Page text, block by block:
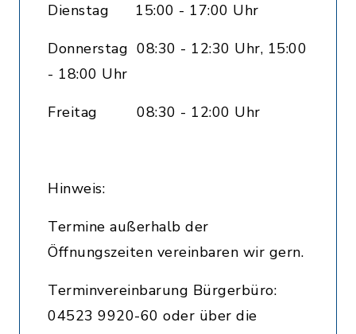
Dienstag 15:00 - 17:00 Uhr
Donnerstag 08:30 - 12:30 Uhr, 15:00
- 18:00 Uhr
Freitag 08:30 - 12:00 Uhr
Hinweis:
Termine außerhalb der
Öffnungszeiten vereinbaren wir gern.
Terminvereinbarung Bürgerbüro:
04523 9920-60 oder über die